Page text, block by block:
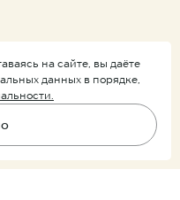
на сайте, вы даёте
данных в порядке,